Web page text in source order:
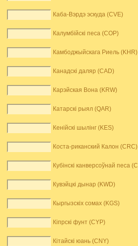
Каба-Вэрдэ эскуда (CVE)
Калумбійскі песа (COP)
Камбоджыйскага Риель (KHR)
Канадскі даляр (CAD)
Карэйская Вона (KRW)
Катарскі рыял (QAR)
Кенійскі шылінг (KES)
Коста-риканский Калон (CRC)
Кубінскі канверсоўнай песа
Кувэйцкі дынар (KWD)
Кыргызскіх сомах (KGS)
Кіпрскі фунт (CYP)
Кітайскі юань (CNY)